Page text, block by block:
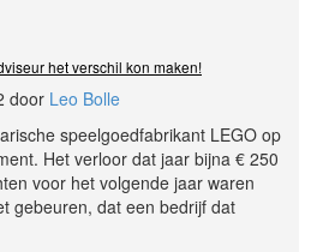
het verschil kon maken!
door Leo Bolle
speelgoedfabrikant LEGO op
Het verloor dat jaar bijna € 250
voor het volgende jaar waren
gebeuren, dat een bedrijf dat